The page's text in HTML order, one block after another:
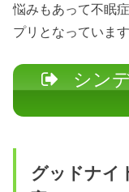
悩みもあって不眠
プリとなっています
シン
グッドナイ